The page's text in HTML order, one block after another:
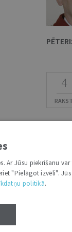
4
Ar Jūsu piekrišanu
"Pielāgot izvēli".
politikā.